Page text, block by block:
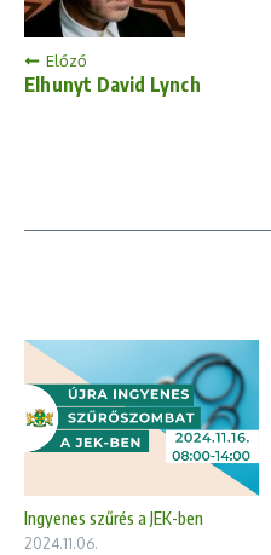
Előző
Elhunyt David Lynch
Ingyenes szűrés a JEK-ben
2024.11.06.